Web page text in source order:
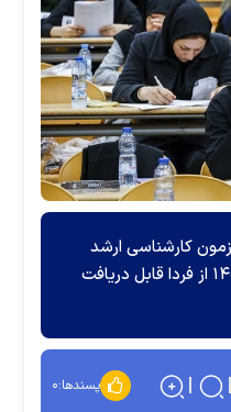
کارشناسی ارشد
رشته‌های گروه پزشکی سال ۱۴۰۳ از فردا قابل دریافت
پسندها:۰